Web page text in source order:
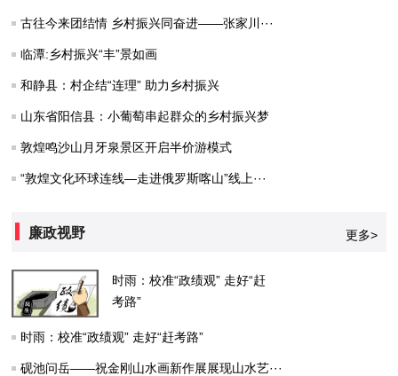
古往今来团结情 乡村振兴同奋进——张家川···
临潭:乡村振兴“丰”景如画
和静县：村企结“连理” 助力乡村振兴
山东省阳信县：小葡萄串起群众的乡村振兴梦
敦煌鸣沙山月牙泉景区开启半价游模式
“敦煌文化环球连线—走进俄罗斯喀山”线上···
廉政视野 更多>
时雨：校准“政绩观” 走好“赶
考路”
时雨：校准“政绩观” 走好“赶考路”
砚池问岳——祝金刚山水画新作展展现山水艺···